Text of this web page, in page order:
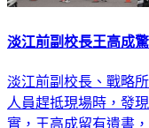
淡江前副校長王高成
淡江前副校長、戰略
人員趕抵現場時，發
實，王高成留有遺書